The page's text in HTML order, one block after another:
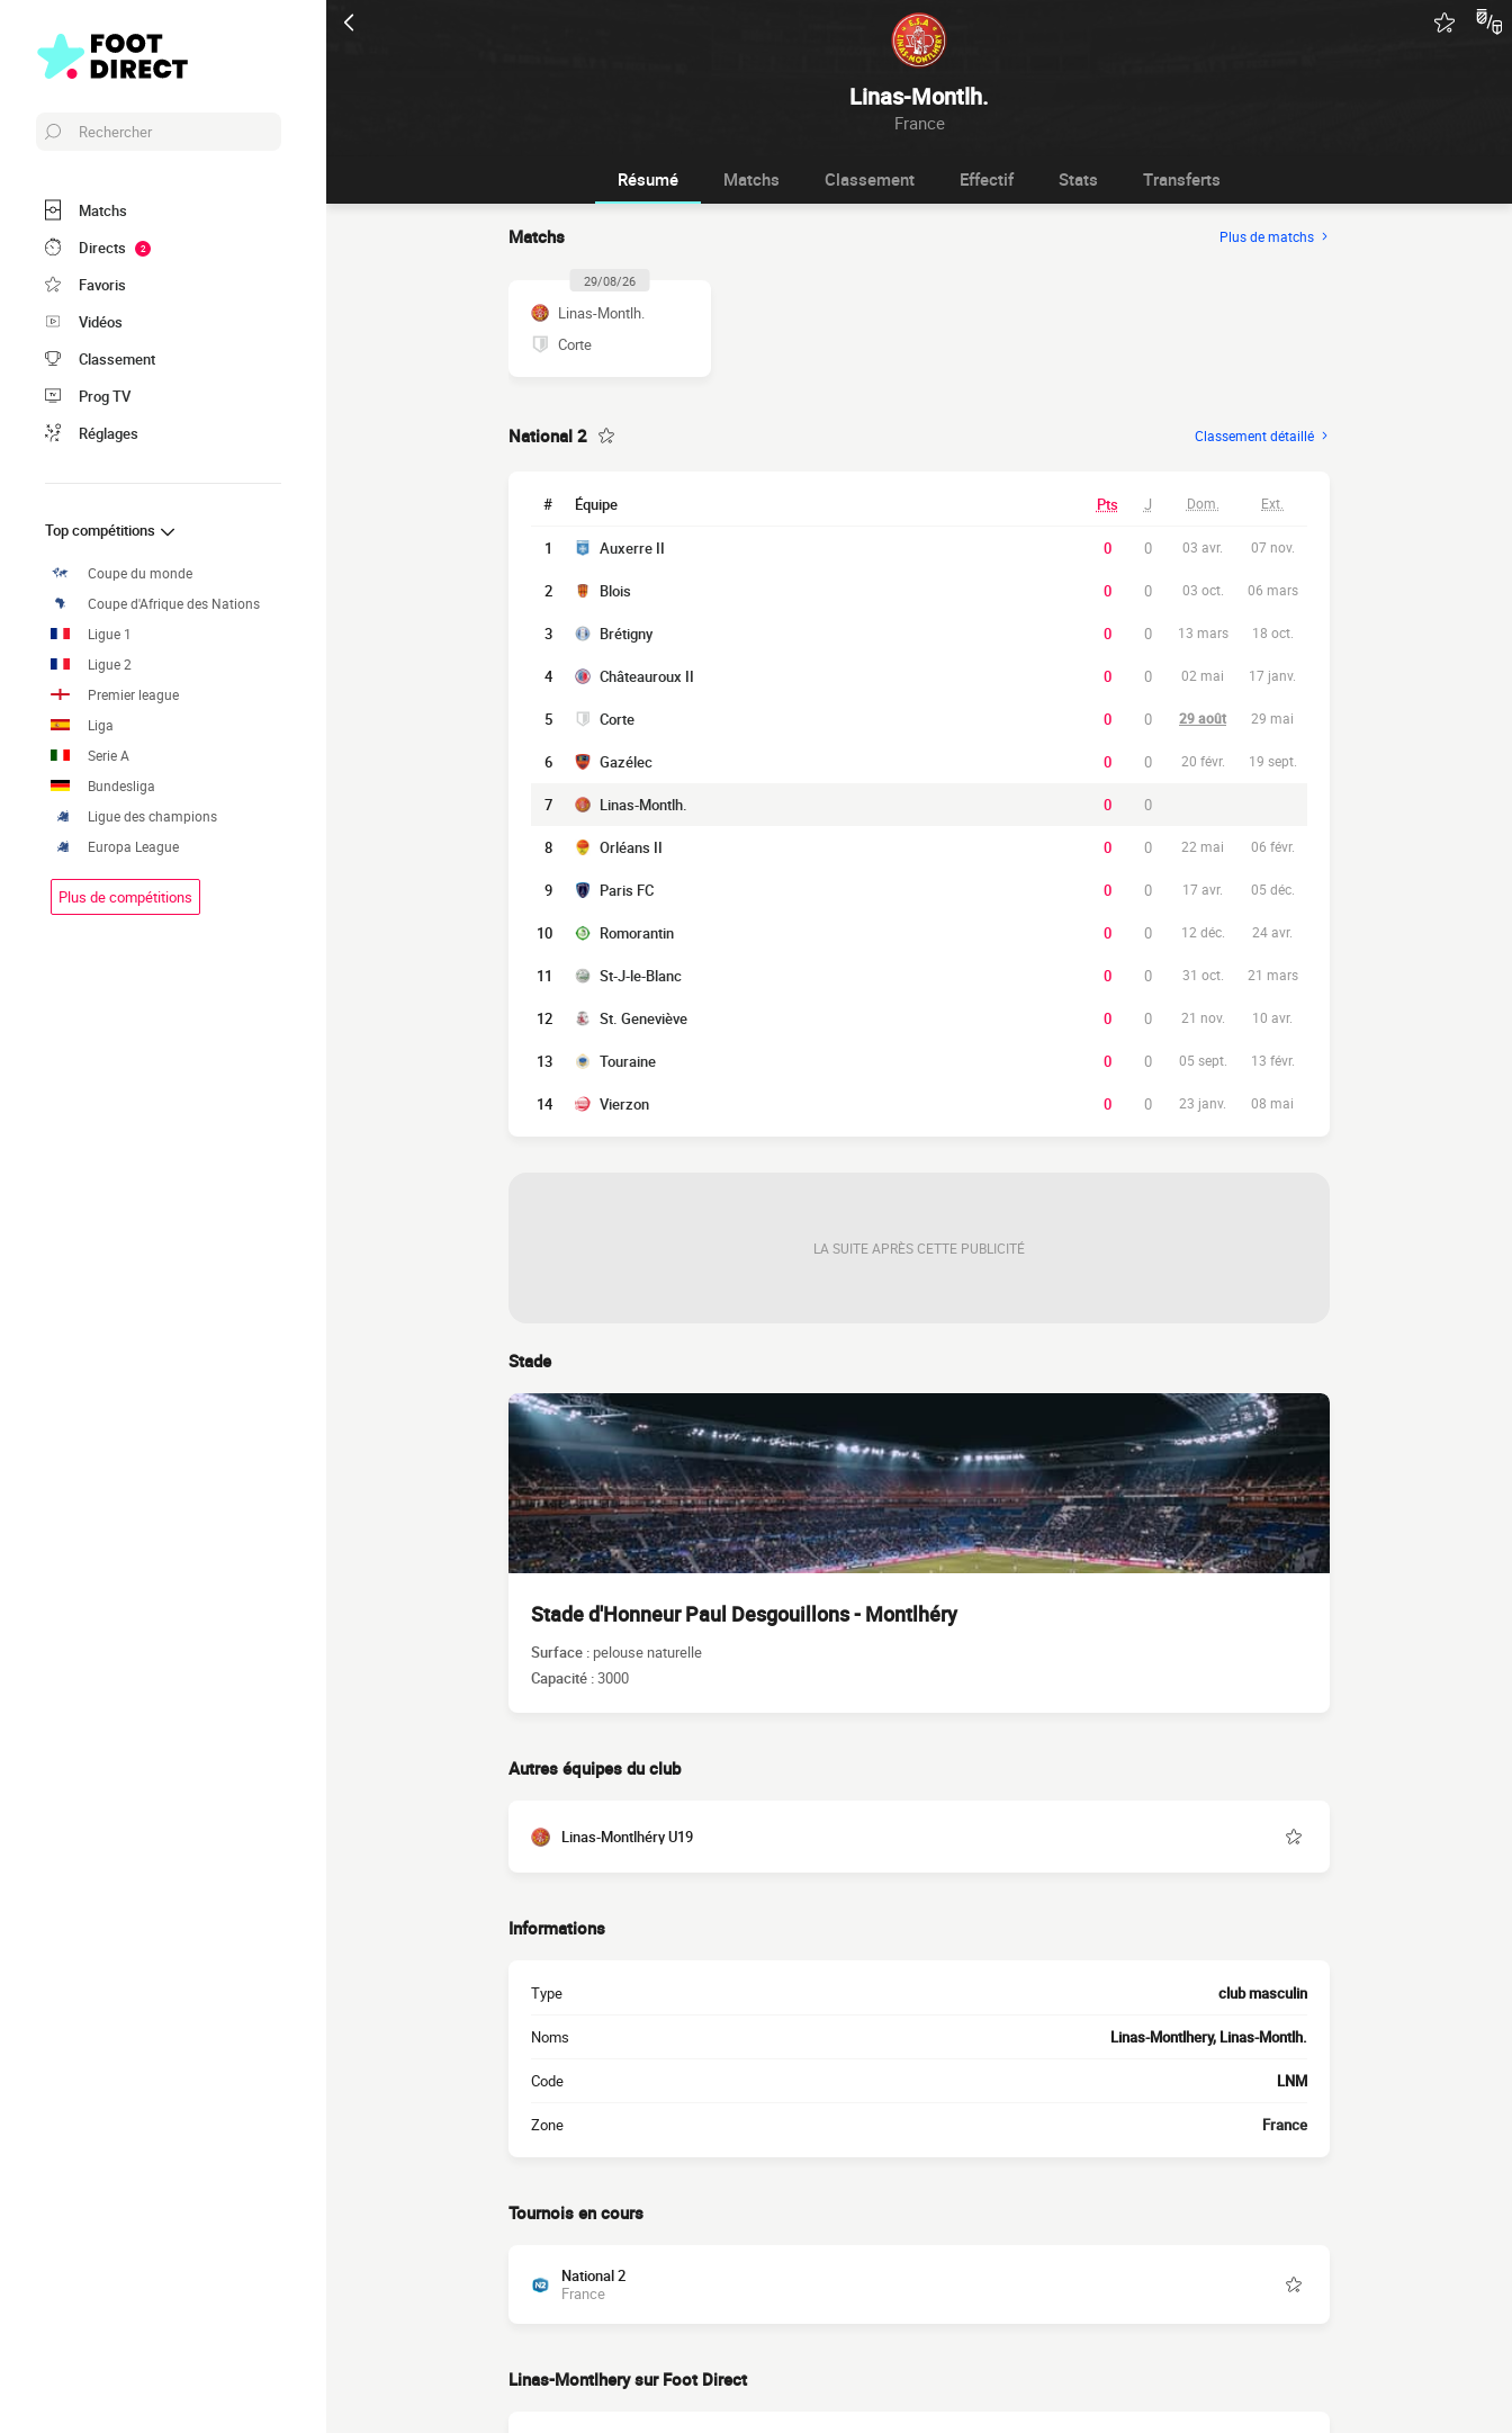
Linas-Montlh.
France
Rechercher
Matchs
Directs
2
Favoris
Vidéos
Classement
Prog TV
Réglages
Top compétitions
Coupe du monde
Coupe d'Afrique des Nations
Ligue 1
Ligue 2
Premier league
Liga
Serie A
Bundesliga
Ligue des champions
Europa League
Plus de compétitions
Résumé Matchs Classement Effectif Stats Transferts
Matchs Plus de matchs
29/08/26
Linas-Montlh.
Corte
National 2 Classement détaillé
# Équipe Pts J Dom. Ext.
1 Auxerre II 0 0 03 avr. 07 nov.
2 Blois 0 0 03 oct. 06 mars
3 Brétigny 0 0 13 mars 18 oct.
4 Châteauroux II 0 0 02 mai 17 janv.
5 Corte 0 0 29 août 29 mai
6 Gazélec 0 0 20 févr. 19 sept.
7 Linas-Montlh. 0 0
8 Orléans II 0 0 22 mai 06 févr.
9 Paris FC 0 0 17 avr. 05 déc.
10 Romorantin 0 0 12 déc. 24 avr.
11 St-J-le-Blanc 0 0 31 oct. 21 mars
12 St. Geneviève 0 0 21 nov. 10 avr.
13 Touraine 0 0 05 sept. 13 févr.
14 Vierzon 0 0 23 janv. 08 mai
LA SUITE APRÈS CETTE PUBLICITÉ
Stade
Stade d'Honneur Paul Desgouillons - Montlhéry
Surface : pelouse naturelle
Capacité :3000
Autres équipes du club
Linas-Montlhéry U19
Informations
Type club masculin
Noms Linas-Montlhery, Linas-Montlh.
Code LNM
Zone France
Tournois en cours
National 2
France
Linas-Montlhery sur Foot Direct